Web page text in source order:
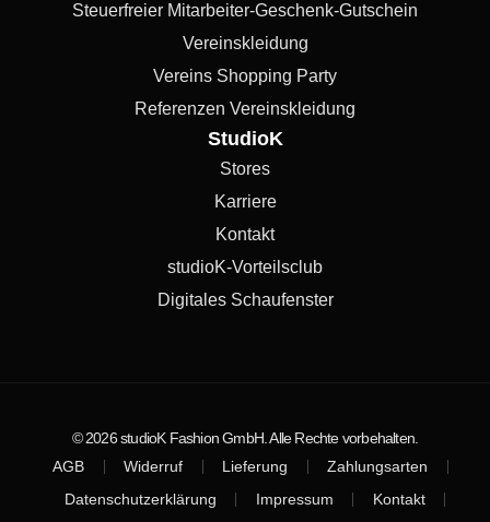
Steuerfreier Mitarbeiter-Geschenk-Gutschein
Vereinskleidung
Vereins Shopping Party
Referenzen Vereinskleidung
StudioK
Stores
Karriere
Kontakt
studioK-Vorteilsclub
Digitales Schaufenster
© 2026 studioK Fashion GmbH. Alle Rechte vorbehalten.
AGB
Widerruf Lieferung
Zahlungsarten
Datenschutzerklärung
Impressum
Kontakt